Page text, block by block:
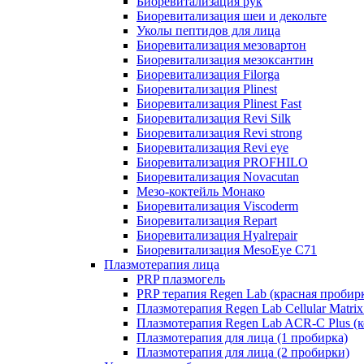
Биоревитализация шеи и декольте
Уколы пептидов для лица
Биоревитализация мезовартон
Биоревитализация мезоксантин
Биоревитализация Filorga
Биоревитализация Plinest
Биоревитализация Plinest Fast
Биоревитализация Revi Silk
Биоревитализация Revi strong
Биоревитализация Revi eye
Биоревитализация PROFHILO
Биоревитализация Novacutan
Мезо-коктейль Монако
Биоревитализация Viscoderm
Биоревитализация Repart
Биоревитализация Hyalrepair
Биоревитализация MesoEye C71
Плазмотерапия лица
PRP плазмогель
PRP терапия Regen Lab (красная
Плазмотерапия Regen Lab Cellular
Плазмотерапия Regen Lab ACR-C Plus
Плазмотерапия для лица (1 пробирка)
Плазмотерапия для лица (2 пробирки)